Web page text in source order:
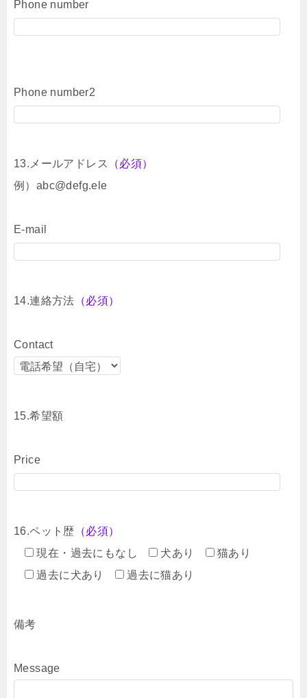
Phone number
Phone number2
13.メールアドレス
（必須）
例）abc@defg.ele
E-mail
14.連絡方法 （必須）
Contact
15.希望額
Price
16.ペット歴 （必須）
現在・過去にもなし
犬あり
猫あり
過去に犬あり
過去に猫あり
備考
Message